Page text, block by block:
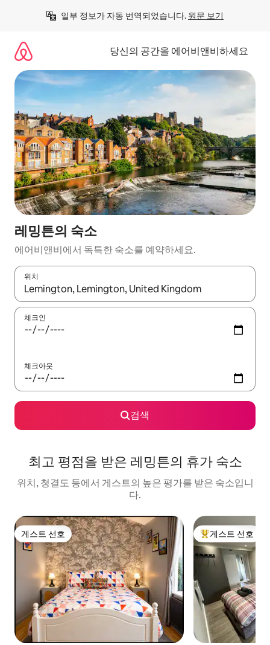
일부 정보가 자동 번역되었습니다. 원문 보기
당신의 공간을 에어비앤비하세요
레밍튼의 숙소
에어비앤비에서 독특한 숙소를 예약하세요.
위치
결과가 나오면 위·아래 화살표 키를 사용하거나 터치 또는 스와이
체크인
체크아웃
검색
최고 평점을 받은 레밍튼의 휴가 숙소
위치, 청결도 등에서 게스트의 높은 평가를 받은 숙소입니
다.
게스트 선호
게스트 선호 상위 게스트 선호
게스트 선호